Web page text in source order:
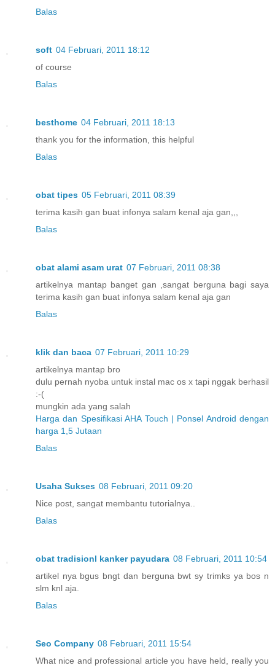
Balas
soft 04 Februari, 2011 18:12
of course
Balas
besthome 04 Februari, 2011 18:13
thank you for the information, this helpful
Balas
obat tipes 05 Februari, 2011 08:39
terima kasih gan buat infonya salam kenal aja gan,,,
Balas
obat alami asam urat 07 Februari, 2011 08:38
artikelnya mantap banget gan ,sangat berguna bagi saya
terima kasih gan buat infonya salam kenal aja gan
Balas
klik dan baca 07 Februari, 2011 10:29
artikelnya mantap bro
dulu pernah nyoba untuk instal mac os x tapi nggak berhasil
:-(
mungkin ada yang salah
Harga dan Spesifikasi AHA Touch | Ponsel Android dengan
harga 1,5 Jutaan
Balas
Usaha Sukses 08 Februari, 2011 09:20
Nice post, sangat membantu tutorialnya..
Balas
obat tradisionl kanker payudara 08 Februari, 2011 10:54
artikel nya bgus bngt dan berguna bwt sy trimks ya bos n
slm knl aja.
Balas
Seo Company 08 Februari, 2011 15:54
What nice and professional article you have held, really you